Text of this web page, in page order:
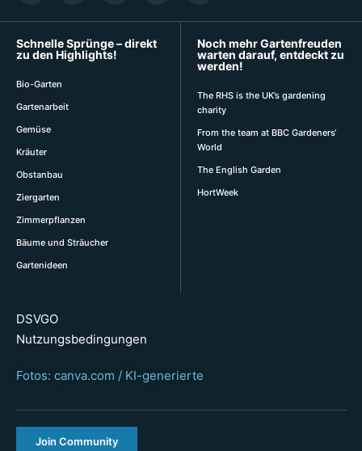
Schnelle Sprünge – direkt
zu den Highlights!
Bio-Garten
Gartenarbeit
Gemüse
Kräuter
Obstanbau
Ziergarten
Zimmerpflanzen
Bäume und Sträucher
Gartenideen
Noch mehr Gartenfreuden
warten darauf, entdeckt zu
werden!
The RHS is the UK’s gardening
charity
From the team at BBC Gardeners‘
World
The English Garden
HortWeek
DSVGO
Nutzungsbedingungen
Fotos: canva.com / KI-generierte
Join Community